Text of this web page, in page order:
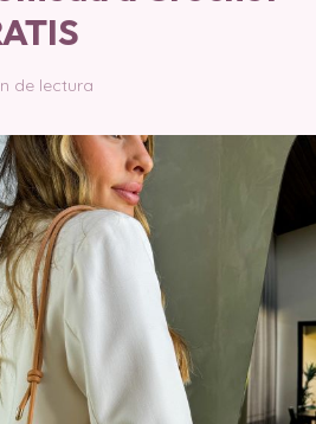
de lectura